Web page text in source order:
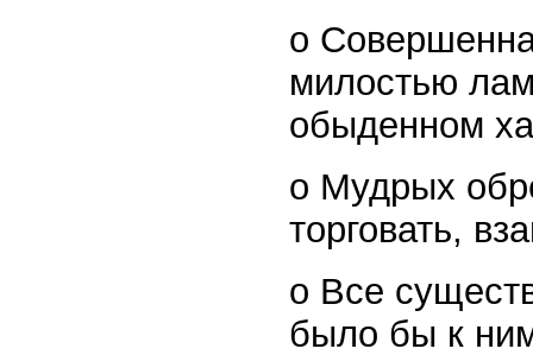
o
милостью
обыденном
o Мудрых
торговать,
o Все
было бы к ним